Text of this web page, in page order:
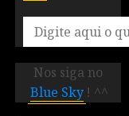
Nos siga no
Blue Sky ! ^^